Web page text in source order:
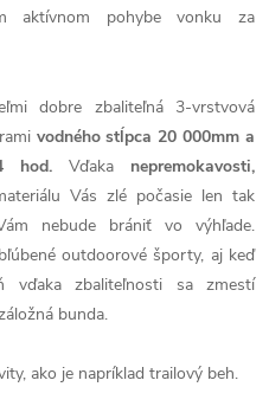
aktívnom pohybe vonku za
dobre zbaliteľná 3-vrstvová
vodného stĺpca 20 000mm a
hod. Vďaka
nepremokavosti,
Vás zlé počasie len tak
nebude brániť vo výhľade.
outdoorové športy, aj keď
vďaka zbaliteľnosti sa zmestí
bunda.
ako je napríklad trailový beh.